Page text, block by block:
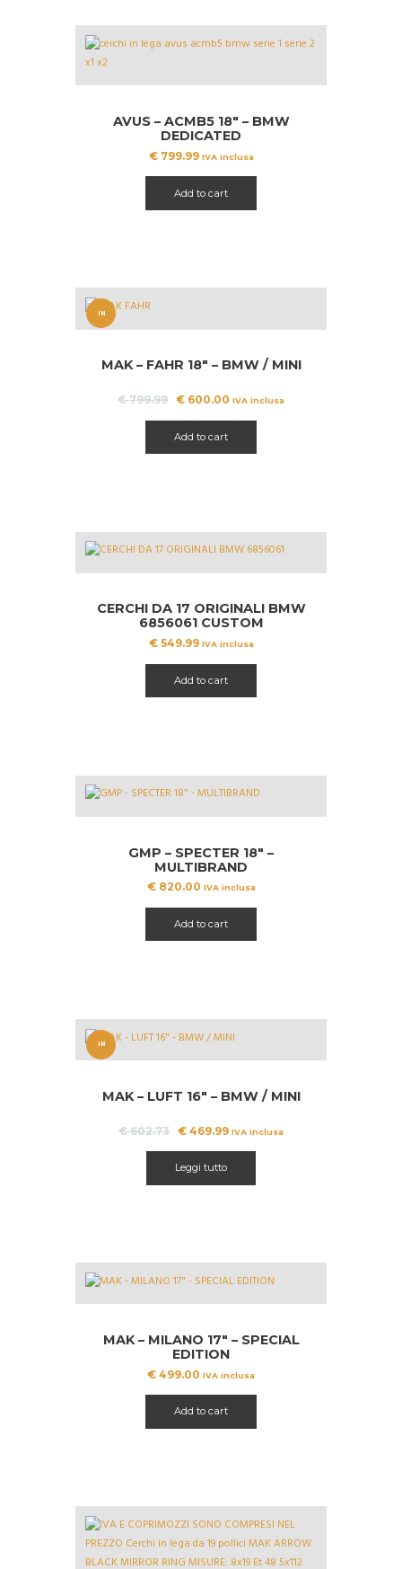
AVUS – ACMB5 18″ – BMW
DEDICATED
€799.99 IVA inclusa
Add to cart
IN
A!MAK – FAHR 18″ – BMW / MINI
€799.99 Il
era:
€ 799.99.
€ 600.00 Il
€ 600.00.
IVA inclusa
Add to cart
CERCHI DA 17 ORIGINALI BMW
6856061 CUSTOM
€549.99 IVA inclusa
Add to cart
GMP – SPECTER 18″ –
MULTIBRAND
€820.00 IVA inclusa
Add to cart
IN
MAK – LUFT 16″ – BMW / MINI
€602.73 Il
era:
€ 602.73.
€ 469.99Il
€ 469.99.
IVA inclusa
Leggi tutto
MAK – MILANO 17″ – SPECIAL
EDITION
€ 499.00 IVA inclusa
Add to cart